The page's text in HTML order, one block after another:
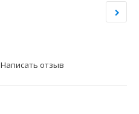
Написать отзыв